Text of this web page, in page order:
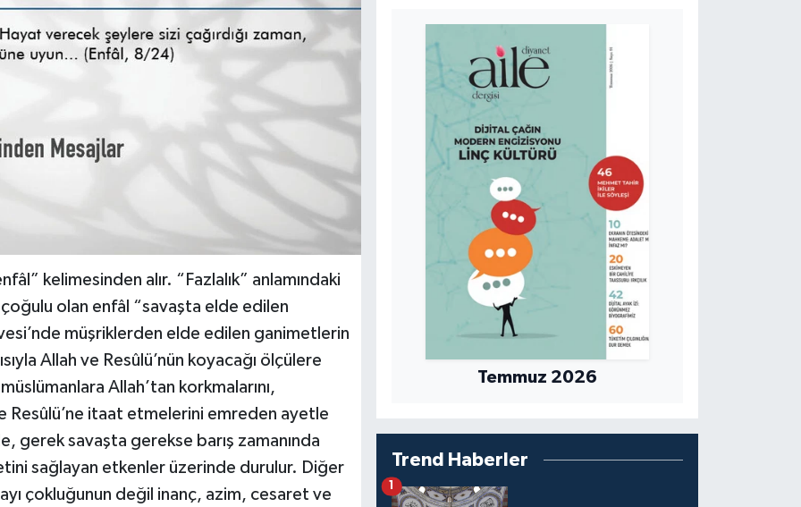
kelimesinden alır. “Fazlalık” anlamındaki
olan enfâl “savaşta elde edilen
müşriklerden elde edilen ganimetlerin
Allah ve Resûlü’nün koyacağı ölçülere
Allah’tan korkmalarını,
Resûlü’ne itaat etmelerini emreden ayetle
gerek savaşta gerekse barış zamanında
sağlayan etkenler üzerinde durulur. Diğer
çokluğunun değil inanç, azim, cesaret ve
Temmuz 2026
Trend Haberler